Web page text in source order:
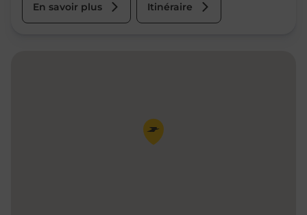
En savoir plus Itinéraire
Pin de la carte